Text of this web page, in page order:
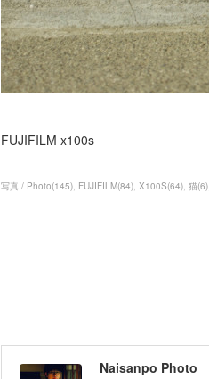
FUJIFILM x100s
写真 / Photo(145) FUJIFILM(84) X100S(64) 猫(6)
Naisanpo Photo